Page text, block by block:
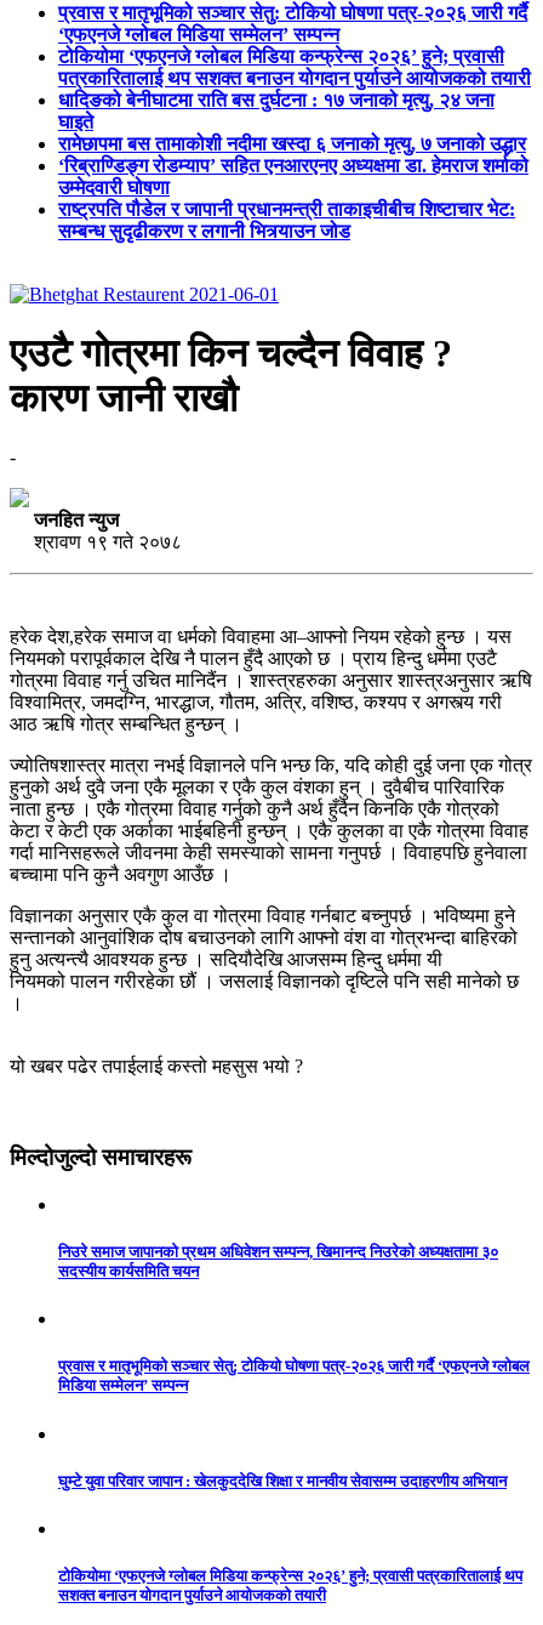
प्रवास र मातृभूमिको सञ्चार सेतु: टोकियो घोषणा पत्र-२०२६ जारी गर्दै
‘एफएनजे ग्लोबल मिडिया सम्मेलन’ सम्पन्न
टोकियोमा ‘एफएनजे ग्लोबल मिडिया कन्फ्रेन्स २०२६’ हुने; प्रवासी
पत्रकारितालाई थप सशक्त बनाउन योगदान पुर्याउने आयोजकको तयारी
धादिङको बेनीघाटमा राति बस दुर्घटना : १७ जनाको मृत्यु, २४ जना
घाइते
रामेछापमा बस तामाकोशी नदीमा खस्दा ६ जनाको मृत्यु, ७ जनाको उद्धार
‘रिब्राण्डिङ्ग रोडम्याप’ सहित एनआरएनए अध्यक्षमा डा. हेमराज शर्माको
उम्मेदवारी घोषणा
राष्ट्रपति पौडेल र जापानी प्रधानमन्त्री ताकाइचीबीच शिष्टाचार भेट:
सम्बन्ध सुदृढीकरण र लगानी भित्र्याउन जोड
एउटै गोत्रमा किन चल्दैन विवाह ?
कारण जानी राखौ
-
जनहित न्युज
श्रावण १९ गते २०७८
हरेक देश,हरेक समाज वा धर्मको विवाहमा आ–आफ्नो नियम रहेको हुन्छ । यस
नियमको परापूर्वकाल देखि नै पालन हुँदै आएको छ । प्राय हिन्दु धर्ममा एउटै
गोत्रमा विवाह गर्नु उचित मानिदैंन । शास्त्रहरुका अनुसार शास्त्रअनुसार ऋषि
विश्वामित्र, जमदग्नि, भारद्धाज, गौतम, अत्रि, वशिष्ठ, कश्यप र अगस्त्य गरी
आठ ऋषि गोत्र सम्बन्धित हुन्छन् ।
ज्योतिषशास्त्र मात्रा नभई विज्ञानले पनि भन्छ कि, यदि कोही दुई जना एक गोत्र
हुनुको अर्थ दुवै जना एकै मूलका र एकै कुल वंशका हुन् । दुवैबीच पारिवारिक
नाता हुन्छ । एकै गोत्रमा विवाह गर्नुको कुनै अर्थ हुँदैन किनकि एकै गोत्रको
केटा र केटी एक अर्काका भाईबहिनी हुन्छन् । एकै कुलका वा एकै गोत्रमा विवाह
गर्दा मानिसहरूले जीवनमा केही समस्याको सामना गनुपर्छ । विवाहपछि हुनेवाला
बच्चामा पनि कुनै अवगुण आउँछ ।
विज्ञानका अनुसार एकै कुल वा गोत्रमा विवाह गर्नबाट बच्नुपर्छ । भविष्यमा हुने
सन्तानको आनुवांशिक दोष बचाउनको लागि आफ्नो वंश वा गोत्रभन्दा बाहिरको
हुनु अत्यन्त्यै आवश्यक हुन्छ । सदियौदेखि आजसम्म हिन्दु धर्ममा यी
नियमको पालन गरीरहेका छौं । जसलाई विज्ञानको दृष्टिले पनि सही मानेको छ
।
यो खबर पढेर तपाईलाई कस्तो महसुस भयो ?
मिल्दोजुल्दो समाचारहरू
निउरे समाज जापानको प्रथम अधिवेशन सम्पन्न, खिमानन्द निउरेको अध्यक्षतामा ३०
सदस्यीय कार्यसमिति चयन
प्रवास र मातृभूमिको सञ्चार सेतु: टोकियो घोषणा पत्र-२०२६ जारी गर्दै ‘एफएनजे ग्लोबल
मिडिया सम्मेलन’ सम्पन्न
घुम्टे युवा परिवार जापान : खेलकुददेखि शिक्षा र मानवीय सेवासम्म उदाहरणीय अभियान
टोकियोमा ‘एफएनजे ग्लोबल मिडिया कन्फ्रेन्स २०२६’ हुने; प्रवासी पत्रकारितालाई थप
सशक्त बनाउन योगदान पुर्याउने आयोजकको तयारी